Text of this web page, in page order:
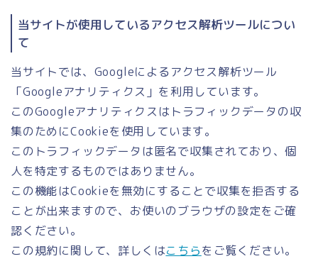
当サイトが使用しているアクセス解析ツールについ
て
当サイトでは、Googleによるアクセス解析ツール
「Googleアナリティクス」を利用しています。
このGoogleアナリティクスはトラフィックデータの収
集のためにCookieを使用しています。
このトラフィックデータは匿名で収集されており、個
人を特定するものではありません。
この機能はCookieを無効にすることで収集を拒否する
ことが出来ますので、お使いのブラウザの設定をご確
認ください。
この規約に関して、詳しくはこちらをご覧ください。